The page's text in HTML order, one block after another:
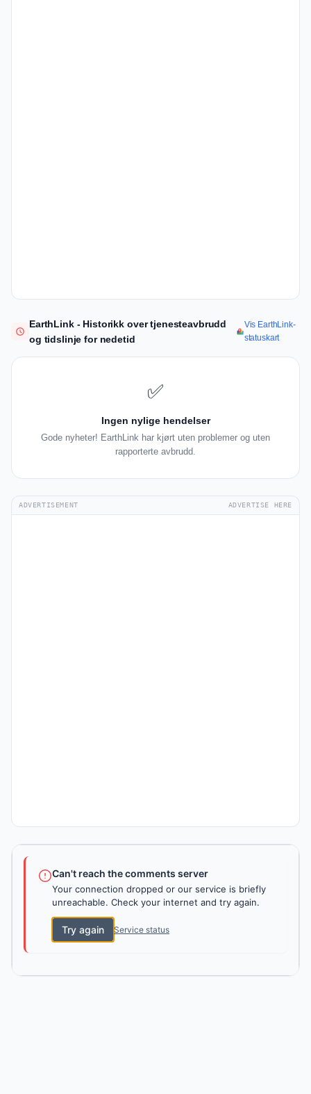
EarthLink - Historikk over tjenesteavbrudd
og tidslinje for nedetid
Vis EarthLink-
statuskart
✅
Ingen nylige hendelser
Gode nyheter! EarthLink har kjørt uten problemer og uten
rapporterte avbrudd.
ADVERTISEMENT ADVERTISE HERE
Can't reach the comments server
Your connection dropped or our service is briefly
unreachable. Check your internet and try again.
Try again Service status